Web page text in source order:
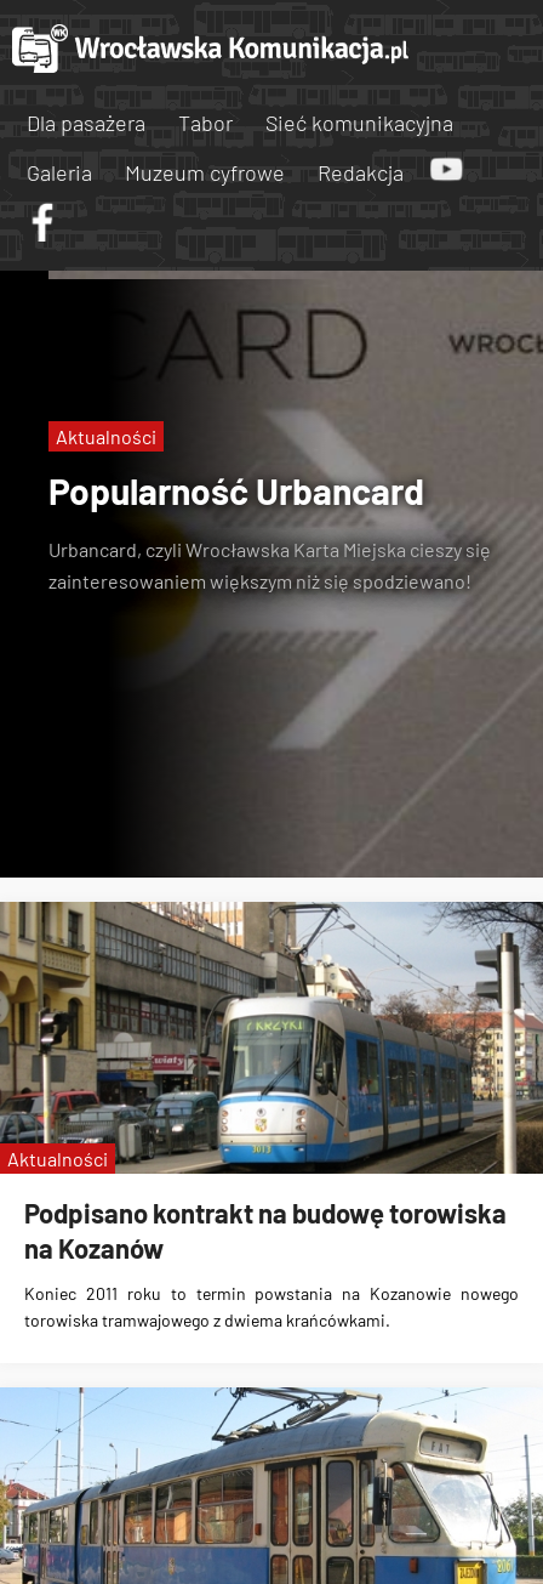
Dla pasażera Tabor
Sieć komunikacyjna
Galeria
Muzeum cyfrowe Redakcja
Popularność Urbancard
Urbancard, czyli Wrocławska Karta Miejska cieszy się
zainteresowaniem większym niż się spodziewano!
Aktualności
Podpisano kontrakt na budowę torowiska
na Kozanów
Koniec 2011 roku to termin powstania na Kozanowie nowego
torowiska tramwajowego z dwiema krańcówkami.
Aktualności